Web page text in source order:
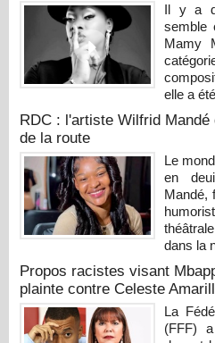
Il y a
semble
Mamy
elle a
RDC : l'artiste Wilfrid
de la route
Le
en
Mandé,
dans la
Propos racistes visant
plainte contre Celeste
La
(FFF)